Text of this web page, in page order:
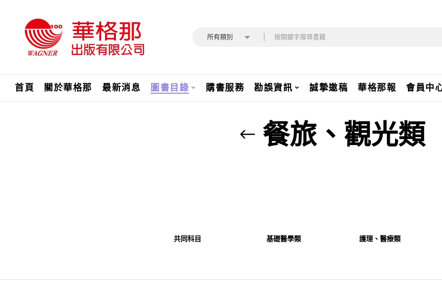
所有類別
首頁 關於華格那 最新消息 圖書目錄 購書服務 勘誤資訊 誠摯邀稿 華格那報 會員中
餐旅、觀光類
共同科目 基礎醫學類 護理、醫療類